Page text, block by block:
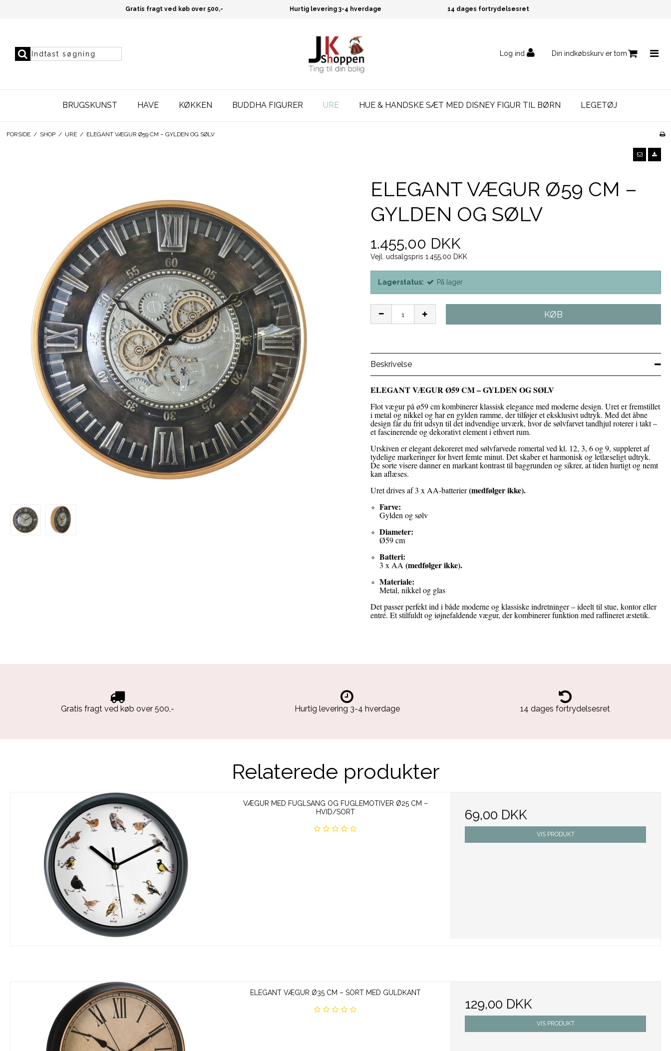
Gratis fragt ved køb over 500,- Hurtig levering 3-4 hverdage 14 dages fortrydelsesret
Log ind Din indkøbskurv er tom
BRUGSKUNST HAVE KØKKEN BUDDHA FIGURER URE HUE & HANDSKE SÆT MED DISNEY FIGUR TIL BØRN LEGETØJ
FORSIDE / SHOP / URE / ELEGANT VÆGUR Ø59 CM – GYLDEN OG SØLV
ELEGANT VÆGUR Ø59 CM –
GYLDEN OG SØLV
1.455,00 DKK
Vejl. udsalgspris 1.455,00 DKK
Lagerstatus: På lager
KØB
Beskrivelse
ELEGANT VÆGUR Ø59 CM – GYLDEN OG SØLV
Flot vægur på ø59 cm kombinerer klassisk elegance med moderne design. Uret er fremstillet
i metal og nikkel og har en gylden ramme, der tilføjer et eksklusivt udtryk. Med det åbne
design får du frit udsyn til det indvendige urværk, hvor de sølvfarvet tandhjul roterer i takt –
et fascinerende og dekorativt element i ethvert rum.
Urskiven er elegant dekoreret med sølvfarvede romertal ved kl. 12, 3, 6 og 9, suppleret af
tydelige markeringer for hvert femte minut. Det skaber et harmonisk og letlæseligt udtryk.
De sorte visere danner en markant kontrast til baggrunden og sikrer, at tiden hurtigt og nemt
kan aflæses.
Uret drives af 3 x AA-batterier(medfølger ikke).
Farve:
Gylden og sølv
Diameter:
Ø59 cm
Batteri:
3 x AA (medfølger ikke).
Materiale:
Metal, nikkel og glas
Det passer perfekt ind i både moderne og klassiske indretninger – ideelt til stue, kontor eller
entré. Et stilfuldt og iøjnefaldende vægur, der kombinerer funktion med raffineret æstetik.
Gratis fragt ved køb over 500,- Hurtig levering 3-4 hverdage 14 dages fortrydelsesret
Relaterede produkter
VÆGUR MED FUGLSANG OG FUGLEMOTIVER Ø25 CM –
HVID/SORT
69,00 DKK
VIS PRODUKT
ELEGANT VÆGUR Ø35 CM – SORT MED GULDKANT
129,00 DKK
VIS PRODUKT